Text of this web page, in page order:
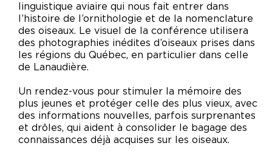
linguistique aviaire qui nous fait entrer dans
l’histoire de l’ornithologie et de la nomenclature
des oiseaux. Le visuel de la conférence utilisera
des photographies inédites d’oiseaux prises dans
les régions du Québec, en particulier dans celle
de Lanaudière.
Un rendez-vous pour stimuler la mémoire des
plus jeunes et protéger celle des plus vieux, avec
des informations nouvelles, parfois surprenantes
et drôles, qui aident à consolider le bagage des
connaissances déjà acquises sur les oiseaux.